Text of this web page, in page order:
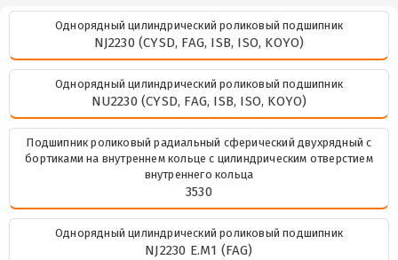
Однорядный цилиндрический роликовый подшипник
NJ2230 (CYSD, FAG, ISB, ISO, KOYO)
Однорядный цилиндрический роликовый подшипник
NU2230 (CYSD, FAG, ISB, ISO, KOYO)
Подшипник роликовый радиальный сферический двухрядный с
бортиками на внутреннем кольце с цилиндрическим отверстием
внутреннего кольца
3530
Однорядный цилиндрический роликовый подшипник
NJ2230 E.M1 (FAG)